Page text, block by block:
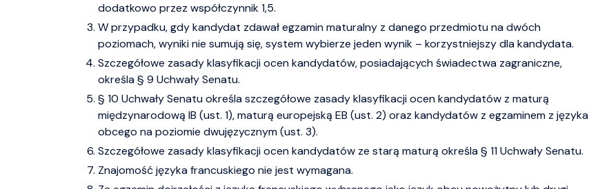
dodatkowo przez współczynnik 1,5.
W przypadku, gdy kandydat zdawał egzamin maturalny z danego przedmiotu na dwóch
poziomach, wyniki nie sumują się, system wybierze jeden wynik – korzystniejszy dla kandydata.
Szczegółowe zasady klasyfikacji ocen kandydatów, posiadających świadectwa zagraniczne,
określa § 9 Uchwały Senatu.
§ 10 Uchwały Senatu określa szczegółowe zasady klasyfikacji ocen kandydatów z maturą
międzynarodową IB (ust. 1), maturą europejską EB (ust. 2) oraz kandydatów z egzaminem z języka
obcego na poziomie dwujęzycznym (ust. 3).
Szczegółowe zasady klasyfikacji ocen kandydatów ze starą maturą określa § 11 Uchwały Senatu.
Znajomość języka francuskiego nie jest wymagana.